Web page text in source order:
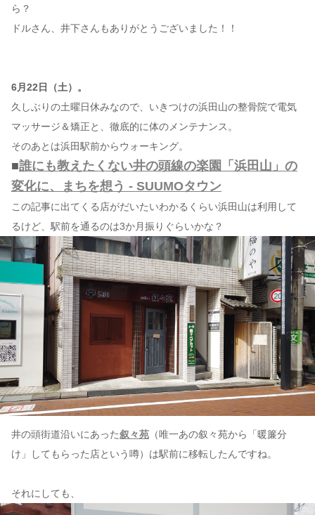
ら？
ドルさん、井下さんもありがとうございました！！
6月22日（土）。
久しぶりの土曜日休みなので、いきつけの浜田山の整骨院で電気
マッサージ＆矯正と、徹底的に体のメンテナンス。
そのあとは浜田駅前からウォーキング。
■誰にも教えたくない井の頭線の楽園「浜田山」の
変化に、まちを想う - SUUMOタウン
この記事に出てくる店がだいたいわかるくらい浜田山は利用して
るけど、駅前を通るのは3か月振りぐらいかな？
井の頭街道沿いにあった叙々苑 （唯一あの叙々苑から「暖簾分
け」してもらった店という噂）は駅前に移転したんですね。
それにしても、